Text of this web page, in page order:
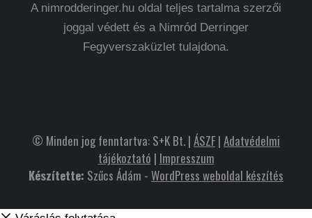
A nimrodderinger.hu oldal teljes tartalma szerzői
joggal védett és a Nimród Derringer
Fegyverszaküzlet tulajdona.
© Minden jog fenntartva: S+K Bt. | ÁSZF| Adatvédelmi
tájékoztató | Impresszum
Készítette: Szűcs Ádám - WordPress weboldal készítés